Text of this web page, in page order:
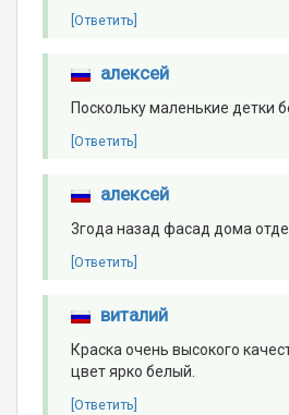
[Ответить]
алексей
Поскольку маленькие детки
[Ответить]
алексей
3года назад фасад дома
[Ответить]
виталий
Краска очень высокого
цвет ярко белый.
[Ответить]